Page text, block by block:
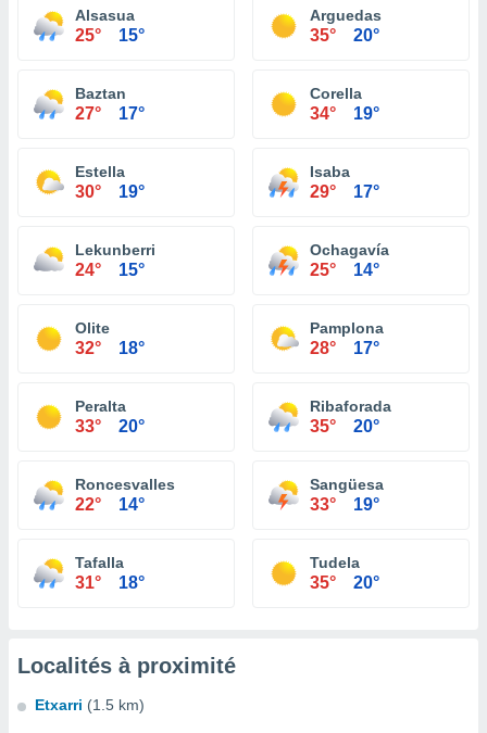
Alsasua
25° 15°
Arguedas
35° 20°
Baztan
27° 17°
Corella
34° 19°
Estella
30° 19°
Isaba
29° 17°
Lekunberri
24° 15°
Ochagavía
25° 14°
Olite
32° 18°
Pamplona
28° 17°
Peralta
33° 20°
Ribaforada
35° 20°
Roncesvalles
22° 14°
Sangüesa
33° 19°
Tafalla
31° 18°
Tudela
35° 20°
Localités à proximité
Etxarri (1.5 km)